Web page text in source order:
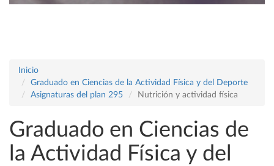
Inicio
Graduado en Ciencias de la Actividad Física y del Deporte
Asignaturas del plan 295
Nutrición y actividad física
Graduado en Ciencias de
la Actividad Física y del